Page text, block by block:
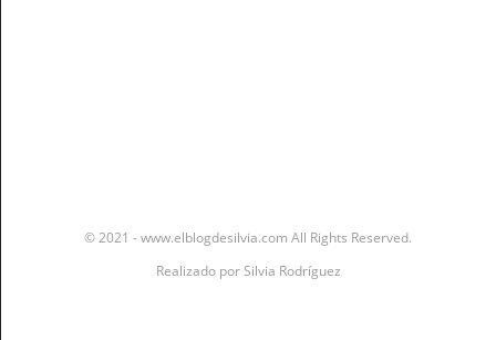
© 2021 - www.elblogdesilvia.com All Rights Reserved.
Realizado porSilvia Rodríguez